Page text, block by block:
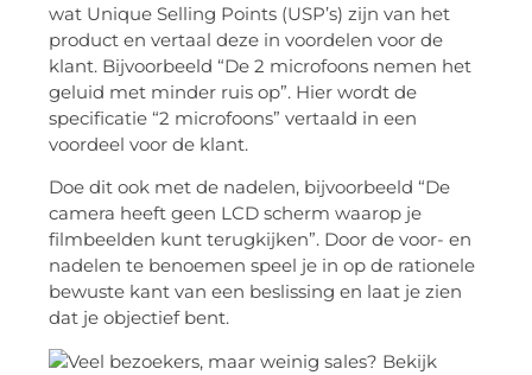
wat Unique Selling Points (USP’s) zijn van het
product en vertaal deze in voordelen voor de
klant. Bijvoorbeeld “De 2 microfoons nemen het
geluid met minder ruis op”. Hier wordt de
specificatie “2 microfoons” vertaald in een
voordeel voor de klant.
Doe dit ook met de nadelen, bijvoorbeeld “De
camera heeft geen LCD scherm waarop je
filmbeelden kunt terugkijken”. Door de voor- en
nadelen te benoemen speel je in op de rationele
bewuste kant van een beslissing en laat je zien
dat je objectief bent.